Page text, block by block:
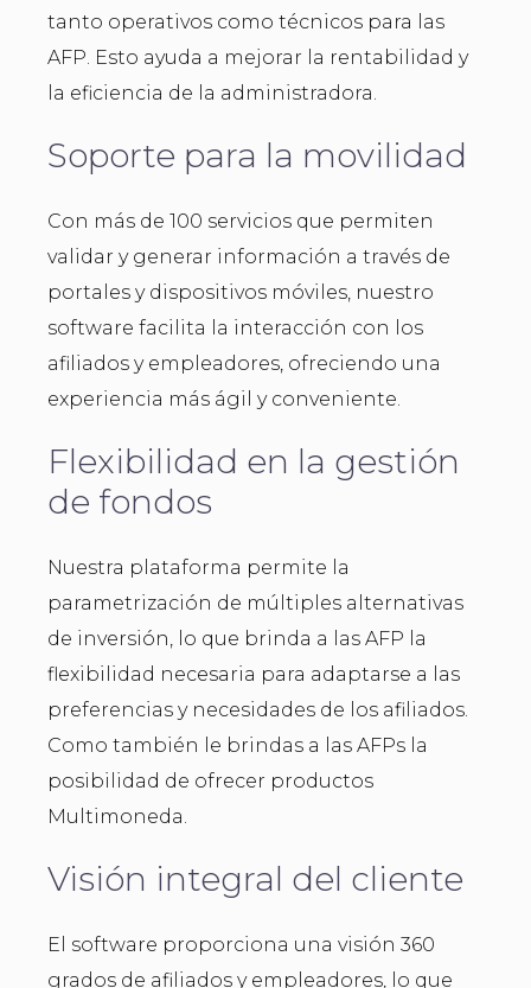
tanto operativos como técnicos para las
AFP. Esto ayuda a mejorar la rentabilidad y
la eficiencia de la administradora.
Soporte para la movilidad
Con más de 100 servicios que permiten
validar y generar información a través de
portales y dispositivos móviles, nuestro
software facilita la interacción con los
afiliados y empleadores, ofreciendo una
experiencia más ágil y conveniente.
Flexibilidad en la gestión
de fondos
Nuestra plataforma permite la
parametrización de múltiples alternativas
de inversión, lo que brinda a las AFP la
flexibilidad necesaria para adaptarse a las
preferencias y necesidades de los afiliados.
Como también le brindas a las AFPs la
posibilidad de ofrecer productos
Multimoneda.
Visión integral del cliente
El software proporciona una visión 360
grados de afiliados y empleadores, lo que